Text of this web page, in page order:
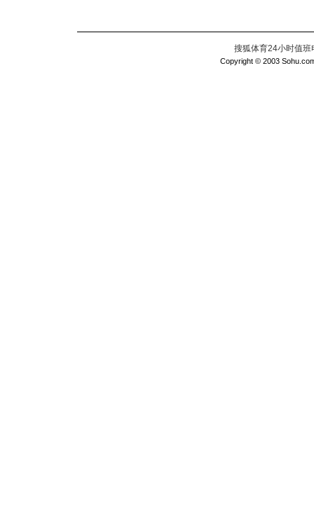
搜狐体育24小时值
Copyright © 2003